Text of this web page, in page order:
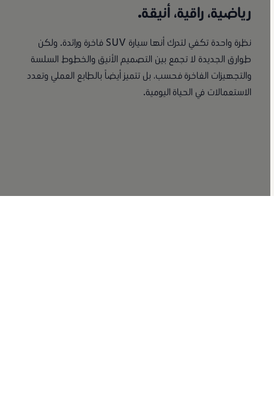
رياضية، راقية، أنيقة.
نظرة واحدة تكفي لتدرك أنها سيارة SUV فاخرة ورائدة. ولكن
طوارق الجديدة لا تجمع بين التصميم الأنيق والخطوط السلسة
والتجهيزات الفاخرة فحسب، بل تتميز أيضاً بالطابع العملي وتعدد
الاستعمالات في الحياة اليومية.